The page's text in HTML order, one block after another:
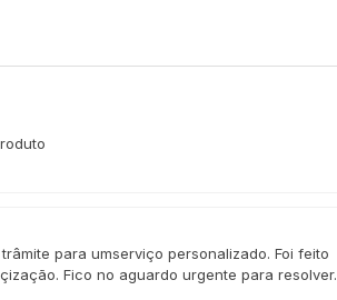
para umserviço personalizado. Foi feito
Fico no aguardo urgente para resolver.